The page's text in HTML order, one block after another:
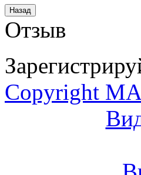
Отзыв
Copyright